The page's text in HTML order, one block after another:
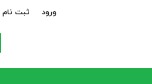
ورود ثبت نام